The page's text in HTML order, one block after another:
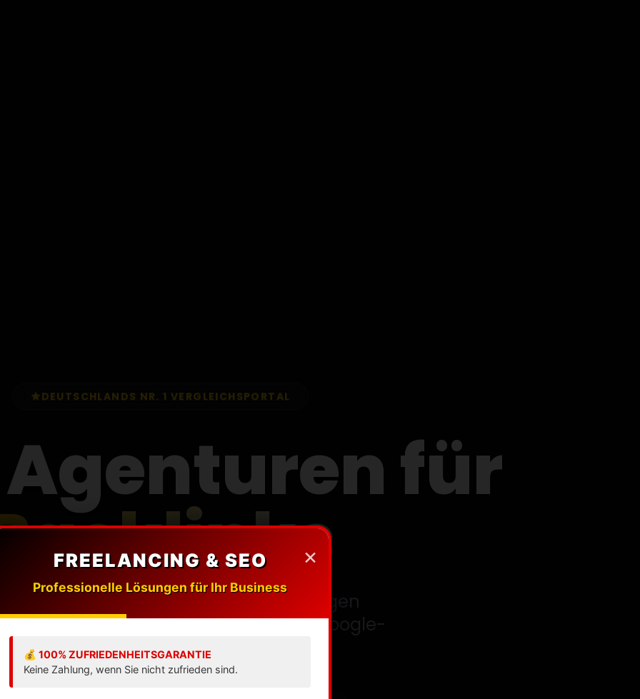
×
FREELANCING & SEO
Professionelle Lösungen für Ihr Business
💰 100% ZUFRIEDENHEITSGARANTIE
Keine Zahlung, wenn Sie nicht zufrieden sind.
DEUTSCHLANDS NR. 1 VERGLEICHSPORTAL
für
die besten Experten für hochwertigen
Aufbau, Digital PR und nachhaltige Google-
Rankings.